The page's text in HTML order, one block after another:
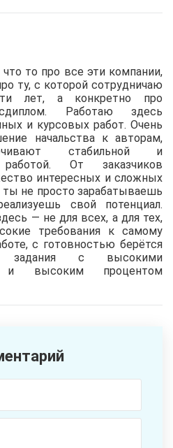
что то про все эти компании,
ту, с которой сотрудничаю
лет, а конкретно про
Работаю здесь
и курсовых работ. Очень
начальства к авторам,
стабильной и
работой. От заказчиков
интересных и сложных
ты не просто зарабатываешь
свой потенциал.
— не для всех, а для тех,
требования к самому
с готовностью берётся
задания с высокими
и высоким процентом